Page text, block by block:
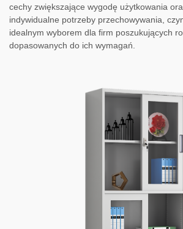
cechy zwiększające wygodę użytkowania
indywidualne potrzeby przechowywania,
idealnym wyborem dla firm poszukujących
dopasowanych do ich wymagań.